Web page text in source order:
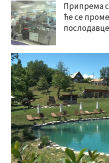
Припрема
ће се
послодавце